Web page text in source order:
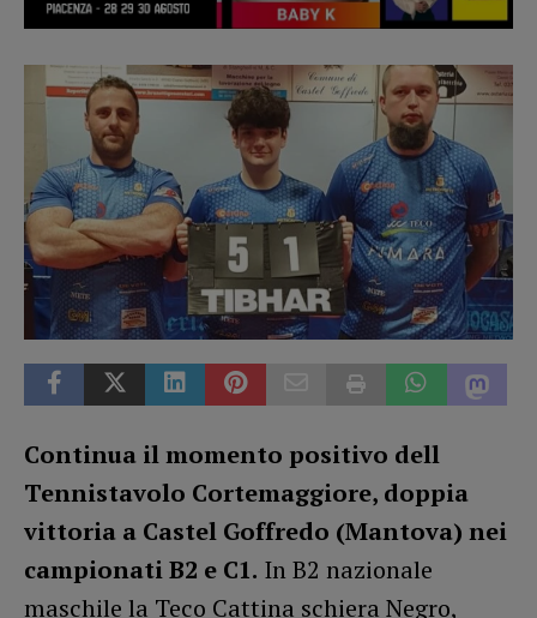
Continua il momento positivo dell
Tennistavolo Cortemaggiore, doppia
vittoria a Castel Goffredo (Mantova) nei
campionati B2 e C1. In B2 nazionale
maschile la Teco Cattina schiera Negro,